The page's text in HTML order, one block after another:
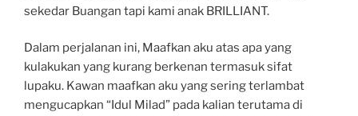
sekedar Buangan tapi kami anak BRILLIANT.
Dalam perjalanan ini, Maafkan aku atas apa yang
kulakukan yang kurang berkenan termasuk sifat
lupaku. Kawan maafkan aku yang sering terlambat
mengucapkan “Idul Milad” pada kalian terutama di